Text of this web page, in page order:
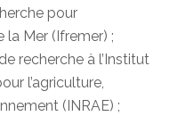
pour
la Mer (Ifremer) ;
recherche à l’Institut
l’agriculture,
(INRAE) ;